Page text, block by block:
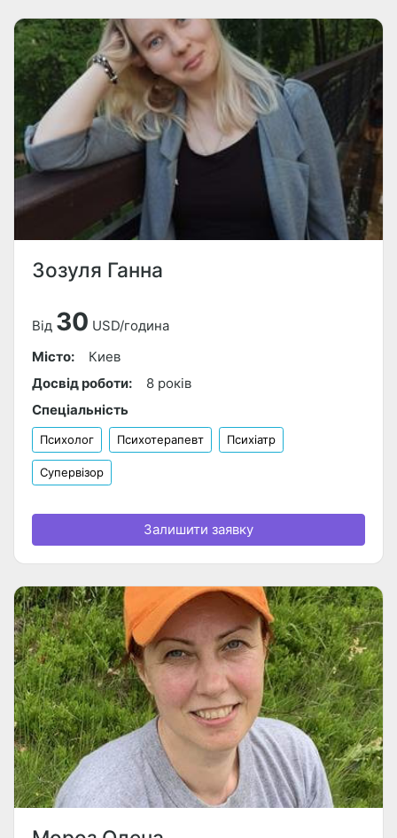
Зозуля Ганна
Від 30 USD/година
Місто:
Киев
Досвід роботи:
8 років
Спеціальність
Психолог Психотерапевт Психіатр
Супервізор
Залишити заявку